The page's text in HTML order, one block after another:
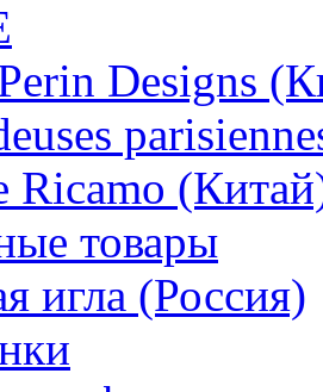
Designs
Ricamo
товары
игла (Россия)